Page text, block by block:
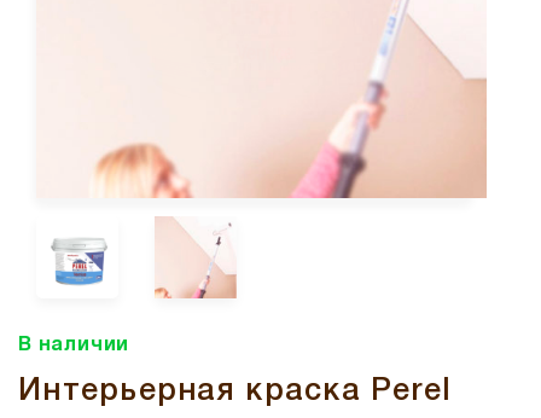
В наличии
Интерьерная краска Perel